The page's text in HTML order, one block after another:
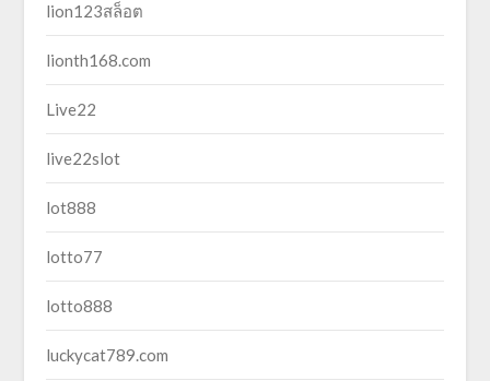
lion123สล็อต
lionth168.com
Live22
live22slot
lot888
lotto77
lotto888
luckycat789.com